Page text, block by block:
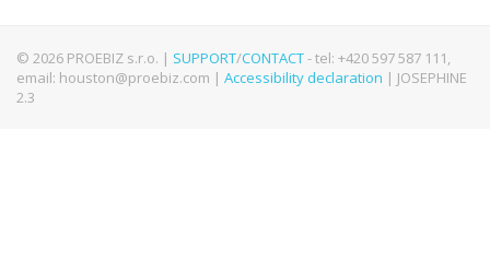
© 2026 PROEBIZ s.r.o. | SUPPORT/CONTACT- tel: +420 597 587 111,
email: houston@proebiz.com | Accessibility declaration | JOSEPHINE
2.3